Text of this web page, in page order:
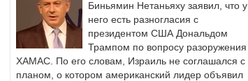
Биньямин Нетаньяху заявил, что у
него есть разногласия с
президентом США Дональдом
Трампом по вопросу разоружения
ХАМАС. По его словам, Израиль не соглашался с
планом, о котором американский лидер объявил